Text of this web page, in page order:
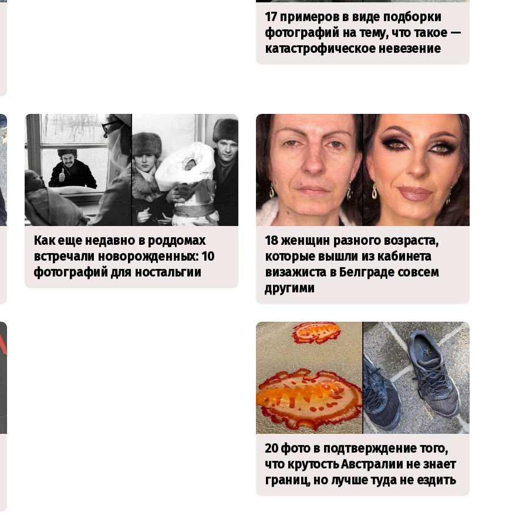
17 примеров в виде подборки
фотографий на тему, что такое —
катастрофическое невезение
Как еще недавно в роддомах
встречали новорожденных: 10
фотографий для ностальгии
18 женщин разного возраста,
которые вышли из кабинета
визажиста в Белграде совсем
другими
20 фото в подтверждение того,
что крутость Австралии не знает
границ, но лучше туда не ездить